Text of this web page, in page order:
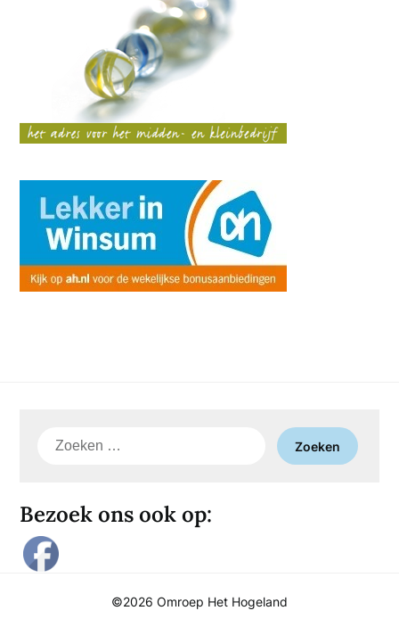
Zoeken
Bezoek ons ook op:
©2026 Omroep Het Hogeland